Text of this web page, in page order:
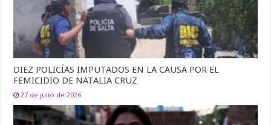
DIEZ POLICÍAS IMPUTADOS EN LA CAUSA POR EL
FEMICIDIO DE NATALIA CRUZ
27 de julio de 2026